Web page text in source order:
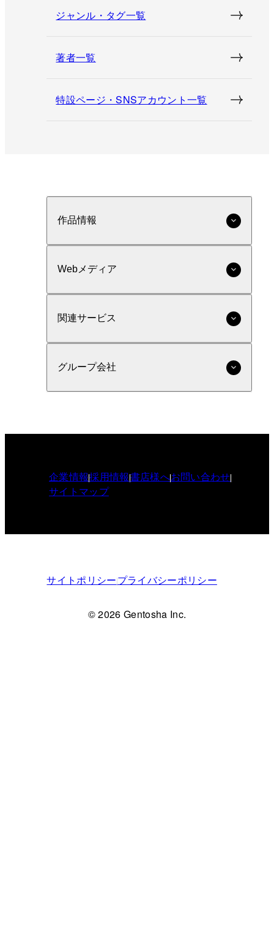
ジャンル・タグ一覧
著者一覧
特設ページ・SNSアカウント一覧
作品情報
Webメディア
関連サービス
グループ会社
企業情報採用情報書店様へお問い合わせ
サイトマップ
サイトポリシープライバシーポリシー
© 2026 Gentosha Inc.